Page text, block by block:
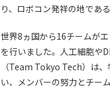
り、ロボコン発祥の地であ
世界8ヵ国から16チームが
を行いました。人工細胞や
（Team Tokyo Tech）は
い、メンバーの努力とチー